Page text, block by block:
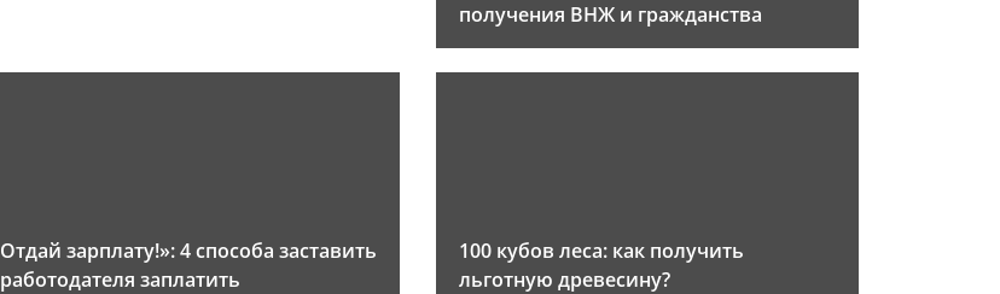
получения ВНЖ и гражданства
Отдай зарплату!»: 4 способа заставить
работодателя заплатить
100 кубов леса: как получить
льготную древесину?